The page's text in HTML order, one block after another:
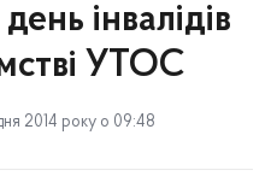
інвалідів
УТОС
2014 року о 09:48